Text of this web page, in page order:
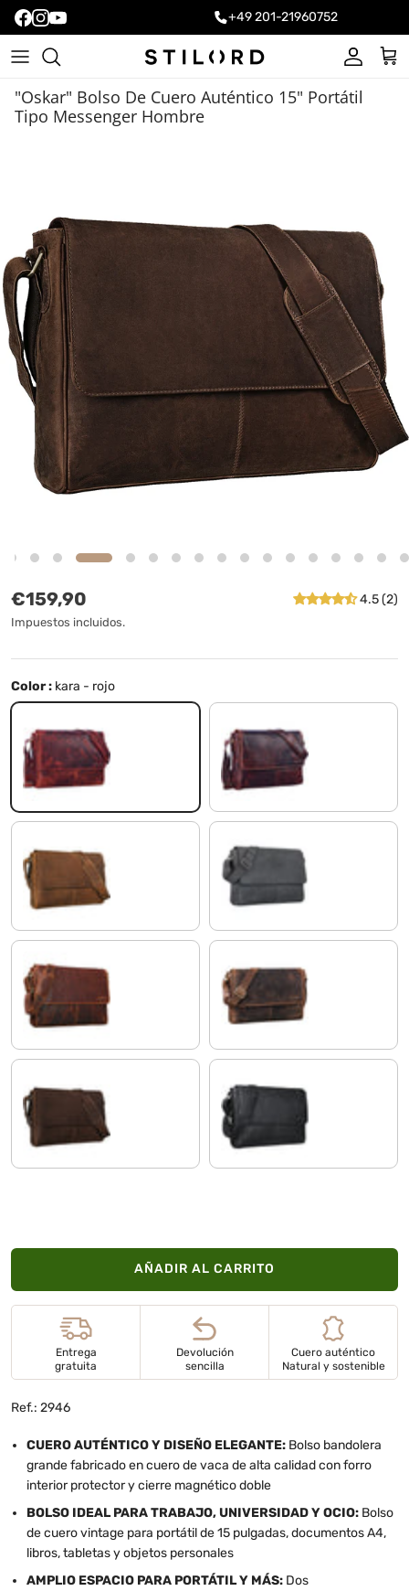
+49 201-21960752
Cuenta
"Oskar" Bolso De Cuero Auténtico 15" Portátil
Tipo Messenger Hombre
Precio normal
€159,90
Impuestos incluidos.
4.5 (2)
Color : kara - rojo
kara - rojo kara - marrón
marrón - medio carbon - gris
kara - cognac soria - marrón
marrón oscuro negro
AÑADIR AL CARRITO
Entrega
gratuita
Devolución
sencilla
Cuero auténtico
Natural y sostenible
Ref.: 2946
CUERO AUTÉNTICO Y DISEÑO ELEGANTE: Bolso bandolera
grande fabricado en cuero de vaca de alta calidad con forro
interior protector y cierre magnético doble
BOLSO IDEAL PARA TRABAJO, UNIVERSIDAD Y OCIO: Bolso
de cuero vintage para portátil de 15 pulgadas, documentos A4,
libros, tabletas y objetos personales
AMPLIO ESPACIO PARA PORTÁTIL Y MÁS: Dos